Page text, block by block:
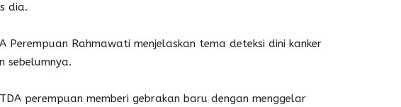
dia.
Perempuan Rahmawati menjelaskan tema deteksi dini kanker
sebelumnya.
perempuan memberi gebrakan baru dengan menggelar